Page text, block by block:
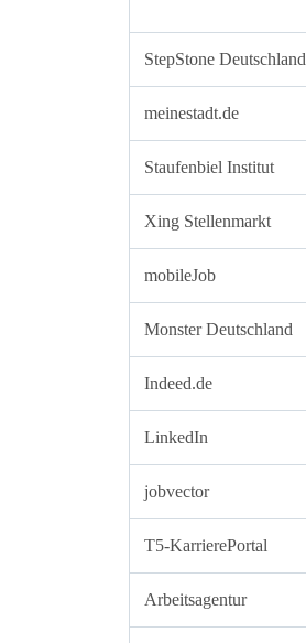
StepStone Deutschland
meinestadt.de
Staufenbiel Institut
Xing Stellenmarkt
mobileJob
Monster Deutschland
Indeed.de
LinkedIn
jobvector
T5-KarrierePortal
Arbeitsagentur